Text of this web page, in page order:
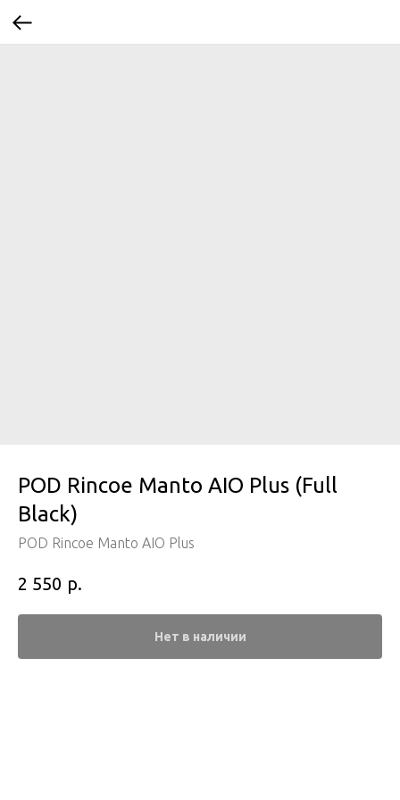
POD Rincoe Manto AIO Plus (Full
Black)
POD Rincoe Manto AIO Plus
2 550 р.
Нет в наличии